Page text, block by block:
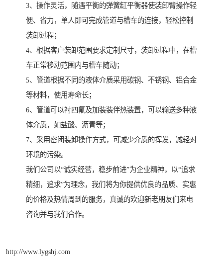
3、操作灵活，随遇平衡的弹簧缸平衡器使装卸臂操作轻
便、省力，单人即可完成管道与槽车的连接，轻松控制
装卸过程；
4、根据客户装卸范围要求定制尺寸，装卸过程中，在槽
车正常移动范围内与槽车随动；
5、管道根据不同的液体介质采用碳钢、不锈钢、铝合金
等材料，使用寿命长；
6、管道可以衬四氟及加装装伴热装置，可以输送多种液
体介质，如盐酸、沥青等；
7、采用密闭装卸操作方式，可减少介质的挥发，减轻对
环境的污染。
我们公司以“诚实经营，稳步前进”为企业精神，以“追求
精细，追求”为理念，我们将为你提供优良的品质、实惠
的价格及热情周到的服务，真诚的欢迎新老朋友们来电
咨询并与我们合作。
http://www.lygshj.com